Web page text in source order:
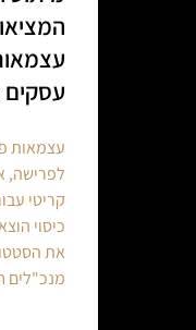
עסקים
עצמאות
לפרישה,
קריטי
כיסוי
את
מנכ"לים